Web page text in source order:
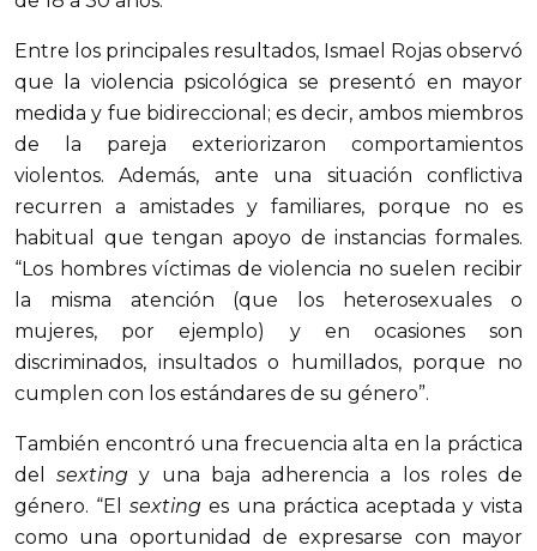
Entre los principales resultados, Ismael Rojas observó
que la violencia psicológica se presentó en mayor
medida y fue bidireccional; es decir, ambos miembros
de la pareja exteriorizaron comportamientos
violentos. Además, ante una situación conflictiva
recurren a amistades y familiares, porque no es
habitual que tengan apoyo de instancias formales.
“Los hombres víctimas de violencia no suelen recibir
la misma atención (que los heterosexuales o
mujeres, por ejemplo) y en ocasiones son
discriminados, insultados o humillados, porque no
cumplen con los estándares de su género”.
También encontró una frecuencia alta en la práctica
delsexting y una baja adherencia a los roles de
género. “Elsextinges una práctica aceptada y vista
como una oportunidad de expresarse con mayor